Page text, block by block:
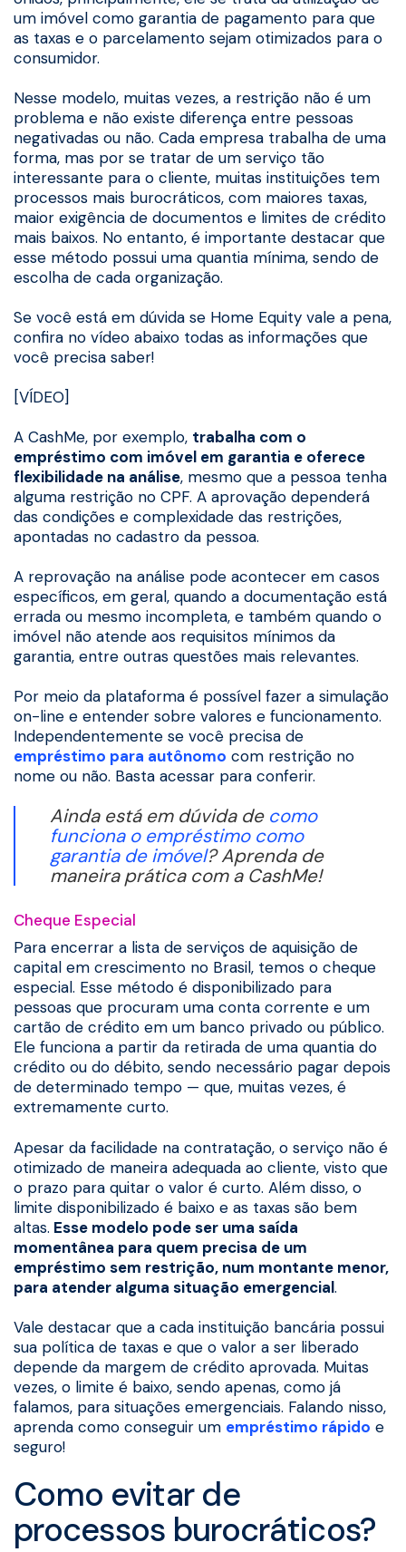
um imóvel como garantia de pagamento para que
as taxas e o parcelamento sejam otimizados para o
consumidor.
Nesse modelo, muitas vezes, a restrição não é um
problema e não existe diferença entre pessoas
negativadas ou não. Cada empresa trabalha de uma
forma, mas por se tratar de um serviço tão
interessante para o cliente, muitas instituições tem
processos mais burocráticos, com maiores taxas,
maior exigência de documentos e limites de crédito
mais baixos. No entanto, é importante destacar que
esse método possui uma quantia mínima, sendo de
escolha de cada organização.
Se você está em dúvida se Home Equity vale a pena,
confira no vídeo abaixo todas as informações que
você precisa saber!
[VÍDEO]
A CashMe, por exemplo, trabalha com o
empréstimo com imóvel em garantia e oferece
flexibilidade na análise, mesmo que a pessoa tenha
alguma restrição no CPF. A aprovação dependerá
das condições e complexidade das restrições,
apontadas no cadastro da pessoa.
A reprovação na análise pode acontecer em casos
específicos, em geral, quando a documentação está
errada ou mesmo incompleta, e também quando o
imóvel não atende aos requisitos mínimos da
garantia, entre outras questões mais relevantes.
Por meio da plataforma é possível fazer a simulação
on-line e entender sobre valores e funcionamento.
Independentemente se você precisa de
empréstimo para autônomo com restrição no
nome ou não. Basta acessar para conferir.
Ainda está em dúvida de como
funciona o empréstimo como
garantia de imóvel? Aprenda de
maneira prática com a CashMe!
Cheque Especial
Para encerrar a lista de serviços de aquisição de
capital em crescimento no Brasil, temos o cheque
especial. Esse método é disponibilizado para
pessoas que procuram uma conta corrente e um
cartão de crédito em um banco privado ou público.
Ele funciona a partir da retirada de uma quantia do
crédito ou do débito, sendo necessário pagar depois
de determinado tempo — que, muitas vezes, é
extremamente curto.
Apesar da facilidade na contratação, o serviço não é
otimizado de maneira adequada ao cliente, visto que
o prazo para quitar o valor é curto. Além disso, o
limite disponibilizado é baixo e as taxas são bem
altas. Esse modelo pode ser uma saída
momentânea para quem precisa de um
empréstimo sem restrição, num montante menor,
para atender alguma situação emergencial.
Vale destacar que a cada instituição bancária possui
sua política de taxas e que o valor a ser liberado
depende da margem de crédito aprovada. Muitas
vezes, o limite é baixo, sendo apenas, como já
falamos, para situações emergenciais. Falando nisso,
aprenda como conseguir um empréstimo rápido e
seguro!
Como evitar de
processos burocráticos?